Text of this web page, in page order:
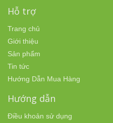
Hỗ trợ
Trang chủ
Giới thiệu
Sản phẩm
Tin tức
Hướng Dẫn Mua Hàng
Hướng dẫn
Điều khoản sử dụng